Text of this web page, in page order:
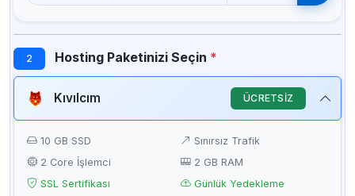
2 Hosting Paketinizi Seçin *
Kıvılcım ÜCRETSİZ
10 GB SSD
Sınırsız Trafik
2 Core İşlemci
2 GB RAM
SSL Sertifikası
Günlük Yedekleme